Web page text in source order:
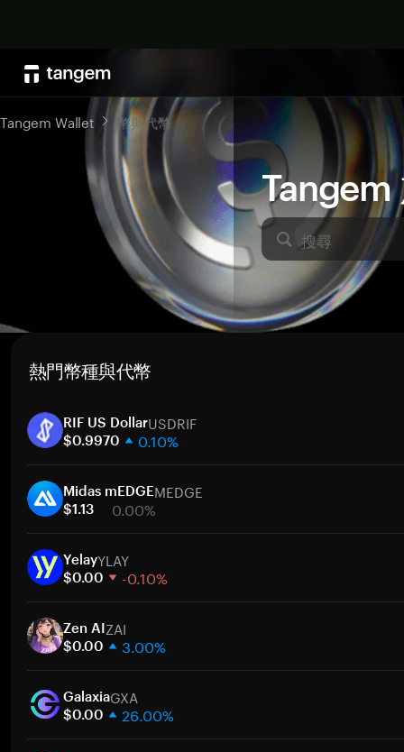
Tangem
搜尋
Tangem Wallet 幣與代幣
熱門幣種與代幣
RIF US DollarUSDRIF
$0.9970 0.10%
30 天
市值
Midas mEDGEMEDGE
$1.13 0.00%
30 天
市值
YelayYLAY
$0.00 -0.10%
30 天
市值
Zen AIZAI
$0.00 3.00%
30 天
市值
GalaxiaGXA
$0.00 26.00%